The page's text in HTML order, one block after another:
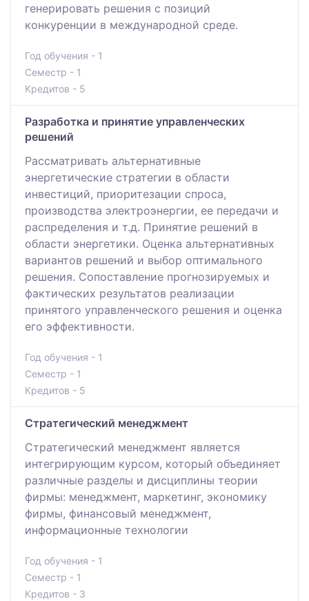
генерировать решения с позиций
конкуренции в международной среде.
Год обучения - 1
Семестр - 1
Кредитов - 5
Разработка и принятие управленческих
решений
Рассматривать альтернативные
энергетические стратегии в области
инвестиций, приоритезации спроса,
производства электроэнергии, ее передачи и
распределения и т.д. Принятие решений в
области энергетики. Оценка альтернативных
вариантов решений и выбор оптимального
решения. Сопоставление прогнозируемых и
фактических результатов реализации
принятого управленческого решения и оценка
его эффективности.
Год обучения - 1
Семестр - 1
Кредитов - 5
Стратегический менеджмент
Стратегический менеджмент является
интегрирующим курсом, который объединяет
различные разделы и дисциплины теории
фирмы: менеджмент, маркетинг, экономику
фирмы, финансовый менеджмент,
информационные технологии
Год обучения - 1
Семестр - 1
Кредитов - 3